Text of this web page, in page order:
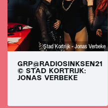
Stad Kortrijk - Jonas Verbeke
GRP@RADIOSINKSEN21
© STAD KORTRIJK:
JONAS VERBEKE